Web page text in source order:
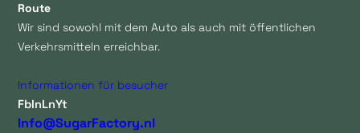
Route
Wir sind sowohl mit dem Auto als auch mit öffentlichen
Verkehrsmitteln erreichbar.
Informationen für besucher
FbInLnYt
Info@SugarFactory.nl